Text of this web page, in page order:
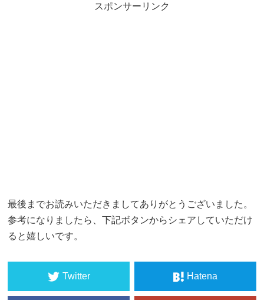
スポンサーリンク
最後までお読みいただきましてありがとうございました。
参考になりましたら、下記ボタンからシェアしていただけ
ると嬉しいです。
Twitter Hatena